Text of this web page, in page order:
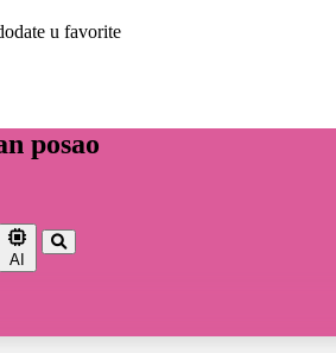
u favorite
posao
AI